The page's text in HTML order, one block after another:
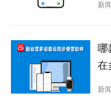
新
哪
在
新